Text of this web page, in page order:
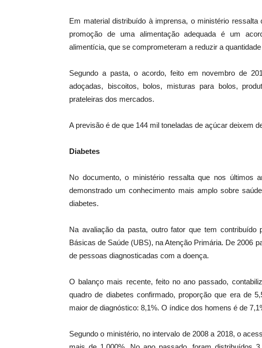
Em material distribuído à imprensa, o ministério
promoção de uma alimentação adequada é um
alimentícia, que se comprometeram a reduzir a
Segundo a pasta, o acordo, feito em novembro de
adoçadas, biscoitos, bolos, misturas para bolos,
prateleiras dos mercados.
A previsão é de que 144 mil toneladas de açúcar deixem
Diabetes
No documento, o ministério ressalta que nos últimos
demonstrado um conhecimento mais amplo sobre
diabetes.
Na avaliação da pasta, outro fator que tem
Básicas de Saúde (UBS), na Atenção Primária. De 2006
de pessoas diagnosticadas com a doença.
O balanço mais recente, feito no ano passado,
quadro de diabetes confirmado, proporção que era de
maior de diagnóstico: 8,1%. O índice dos homens é de
Segundo o ministério, no intervalo de 2008 a 2018, o